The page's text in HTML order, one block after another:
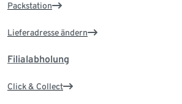
Packstation
Lieferadresse ändern
Filialabholung
Click & Collect